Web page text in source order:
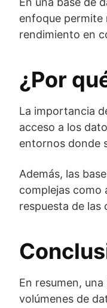
enfoque permite
rendimiento en
¿Por
La importancia
acceso a los
entornos donde
Además, las
complejas como
respuesta de las
En resumen,
volúmenes de